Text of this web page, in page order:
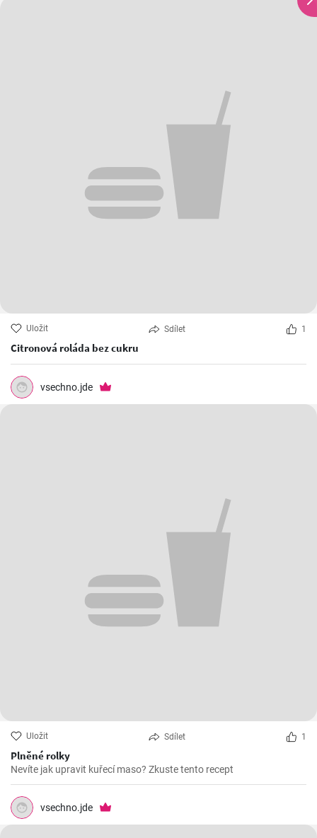
Uložit Sdílet 1
Citronová roláda bez cukru
vsechno.jde
Uložit Sdílet 1
Plněné rolky
Nevíte jak upravit kuřecí maso? Zkuste tento recept
vsechno.jde